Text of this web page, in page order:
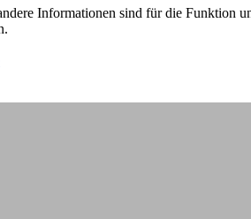
Informationen sind für die Funktion